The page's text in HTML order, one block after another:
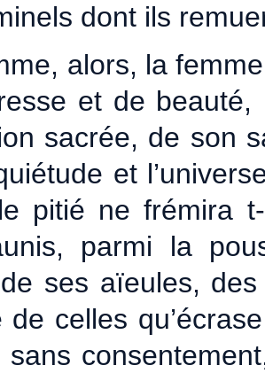
dont ils
alors, la
et de
sacrée, de son
et
pitié ne frémira
parmi la
ses aïeules,
de celles
sans